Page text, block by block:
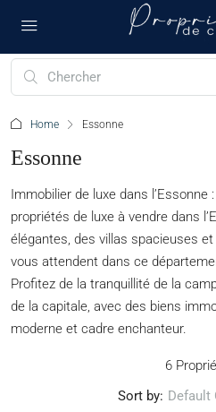
Home Essonne
Essonne
Immobilier de luxe dans
propriétés de luxe à vendre dans
élégantes, des villas spacieuses
vous attendent dans ce
Profitez de la tranquillité de la
de la capitale, avec des biens
moderne et cadre enchanteur.
6
Sort by: Default